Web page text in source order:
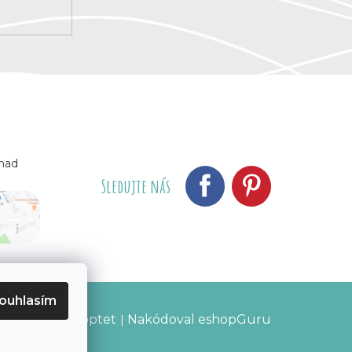
Sledujte nás
Vytvořil Shoptet | Nakódoval eshopGuru